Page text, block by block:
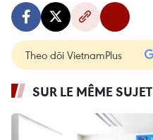
Theo dõi VietnamPlus
SUR LE MÊME SUJET